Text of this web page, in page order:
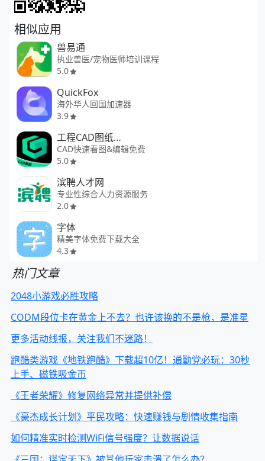
相似应用
兽易通
执业兽医/宠物医师培训课程
5.0
QuickFox
海外华人回国加速器
3.9
工程CAD图纸快速看图
CAD快速看图&编辑免费
5.0
滨聘人才网
专业性综合人力资源服务
2.0
字体
精美字体免费下载大全
4.3
热门文章
2048小游戏必胜攻略
CODM段位卡在黄金上不去？也许该换的不是枪，是准星
更多活动线报，关注我们不迷路！
跑酷类游戏《地铁跑酷》下载超10亿！通勤党必玩：30秒
上手、磁铁吸金币
《王者荣耀》修复网络异常并提供补偿
《豪杰成长计划》平民攻略：快速赚钱与剧情收集指南
如何精准实时检测WiFi信号强度？让数据说话